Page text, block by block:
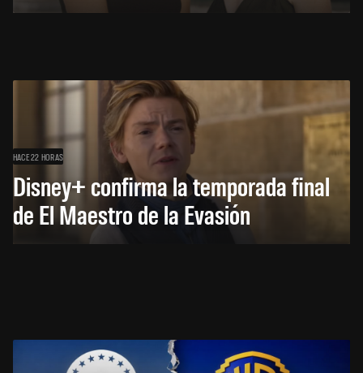
HACE 22 HORAS
Disney+ confirma la temporada final
de El Maestro de la Evasión